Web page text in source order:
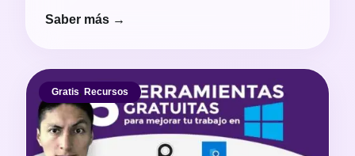
Saber más →
Gratis, Recursos